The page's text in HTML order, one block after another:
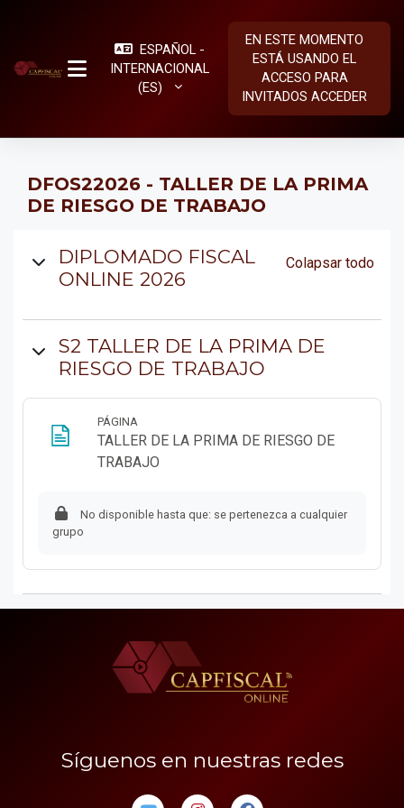
PANEL LATERAL
ESPAÑOL -
INTERNACIONAL
‎(ES)‎
EN ESTE MOMENTO
ESTÁ USANDO EL
ACCESO PARA
INVITADOSACCEDER
DFOS22026 - TALLER DE LA PRIMA
DE RIESGO DE TRABAJO
Diagrama de temas
DIPLOMADO FISCAL
ONLINE 2026
Colapsar todo
S2 TALLER DE LA PRIMA DE
RIESGO DE TRABAJO
PÁGINA
TALLER DE LA PRIMA DE RIESGO DE
TRABAJO
No disponible hasta que: se pertenezca a cualquier
grupo
Síguenos en nuestras redes